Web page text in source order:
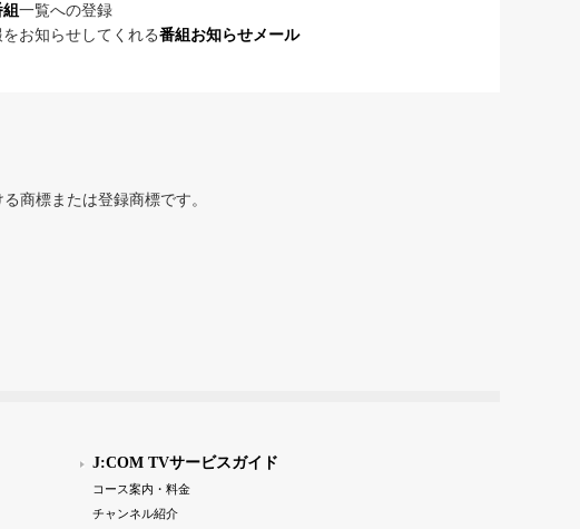
一覧への登録
お知らせしてくれる番組お知らせメール
商標または登録商標です。
J:COM TVサービスガイド
コース案内・料金
チャンネル紹介